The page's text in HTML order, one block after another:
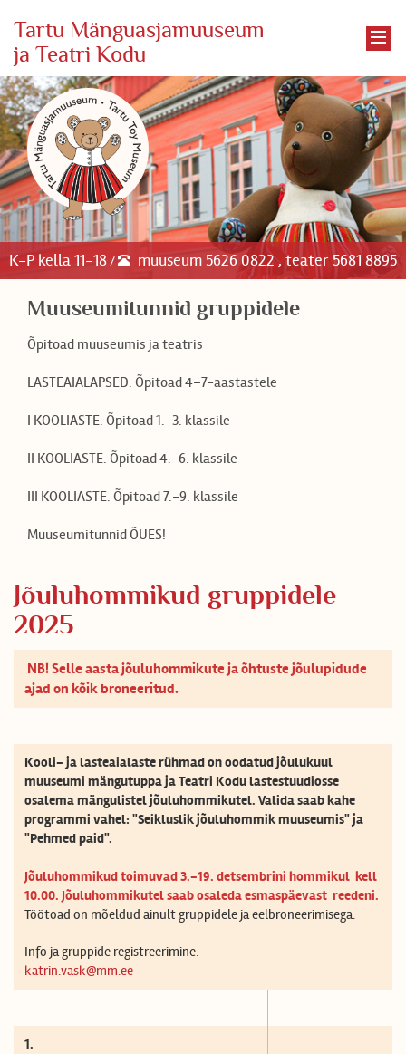
Tartu Mänguasjamuuseum
ja Teatri Kodu
EN LV RU FI DE ES
K-P kella 11-18/ muuseum 5626 0822 , teater 5681 8895
Muuseumitunnid gruppidele
Õpitoad muuseumis ja teatris
LASTEAIALAPSED. Õpitoad 4–7-aastastele
I KOOLIASTE. Õpitoad 1.-3. klassile
II KOOLIASTE. Õpitoad 4.-6. klassile
III KOOLIASTE. Õpitoad 7.-9. klassile
Muuseumitunnid ÕUES!
Jõuluhommikud gruppidele
2025
NB! Selle aasta jõuluhommikute ja õhtuste jõulupidude
ajad on kõik broneeritud.
Kooli- ja lasteaialaste rühmad on oodatud jõulukuul
muuseumi mängutuppa ja Teatri Kodu lastestuudiosse
osalema mängulistel jõuluhommikutel. Valida saab kahe
programmi vahel: "Seikluslik jõuluhommik muuseumis" ja
"Pehmed paid".
Jõuluhommikud toimuvad 3.-19. detsembrini hommikul kell
10.00. Jõuluhommikutel saab osaleda esmaspäevast reedeni.
Töötoad on mõeldud ainult gruppidele ja eelbroneerimisega.
Info ja gruppide registreerimine:
katrin.vask@mm.ee
1.